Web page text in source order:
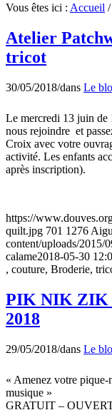
Vous êtes ici : Accueil /
Atelier
tricot
30/05/2018/dans Le
Le mercredi 13 juin de
nous rejoindre et
Croix avec votre
activité. Les enfants
après inscription).
https://
quilt.jpg 701 1276
content/uploads/2015/
calame2018-05-30
, couture, Broderie,
PIK NIK ZIK
2018
29/05/2018/dans Le
« Amenez votre pique-
musique »
GRATUIT –